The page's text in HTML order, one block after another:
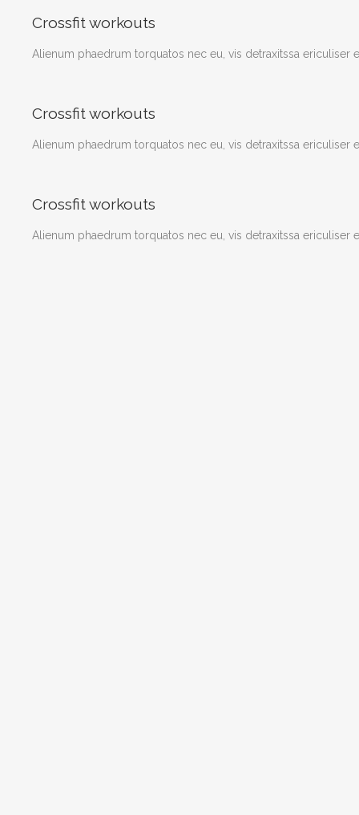
Crossfit workouts
Alienum phaedrum torquatos nec eu, vis detraxitssa ericuliser
Crossfit workouts
Alienum phaedrum torquatos nec eu, vis detraxitssa ericuliser
Crossfit workouts
Alienum phaedrum torquatos nec eu, vis detraxitssa ericuliser